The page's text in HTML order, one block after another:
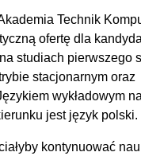
Technik
ofertę dla
studiach pierwszego
stacjonarnym oraz
wykładowym
jest język polski.
kontynuować